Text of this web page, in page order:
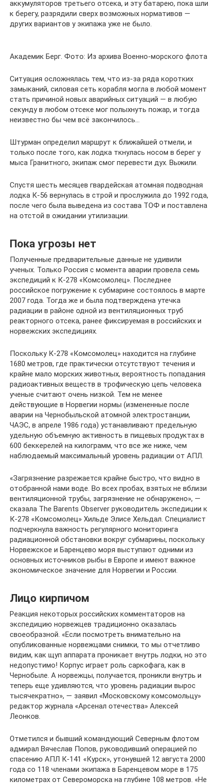
аккумуляторов третьего отсека, и эту батарею, пока шли
к берегу, разрядили сверх возможных нормативов —
других вариантов у экипажа уже не было.
Академик Берг. Фото: Из архива Военно-морского флота
Ситуация осложнялась тем, что из-за ряда коротких
замыканий, силовая сеть корабля могла в любой момент
стать причиной новых аварийных ситуаций — в любую
секунду в любом отсеке мог полыхнуть пожар, и тогда
неизвестно бы чем всё закончилось…
Штурман определил маршрут к ближайшей отмели, и
только после того, как лодка ткнулась носом в берег у
мыса Гранитного, экипаж смог перевести дух. Выжили.
Спустя шесть месяцев гвардейская атомная подводная
лодка К-56 вернулась в строй и прослужила до 1992 года,
после чего была выведена из состава ТОФ и поставлена
на отстой в ожидании утилизации.
Пока угрозы нет
Полученные предварительные данные не удивили
ученых. Только Россия с момента аварии провела семь
экспедиций к К-278 «Комсомолец». Последнее
российское погружение к субмарине состоялось в марте
2007 года. Тогда же и была подтверждена утечка
радиации в районе одной из вентиляционных труб
реакторного отсека, ранее фиксируемая в российских и
норвежских экспедициях.
Поскольку К-278 «Комсомолец» находится на глубине
1680 метров, где практически отсутствуют течения и
крайне мало морских животных, вероятность попадания
радиоактивных веществ в трофическую цепь человека
ученые считают очень низкой. Тем не менее
действующие в Норвегии нормы (измененные после
аварии на Чернобыльской атомной электростанции,
ЧАЭС, в апреле 1986 года) устанавливают предельную
удельную объемную активность в пищевых продуктах в
600 беккерелей на килограмм, что все же ниже, чем
наблюдаемый максимальный уровень радиации от АПЛ.
«Загрязнение разрежается крайне быстро, что видно в
отобранной нами воде. Во всех пробах, взятых не вблизи
вентиляционной трубы, загрязнение не обнаружено», —
сказала The Barents Observer руководитель экспедиции к
К-278 «Комсомолец» Хильде Элисе Хельдал. Специалист
подчеркнула важность регулярного мониторинга
радиационной обстановки вокруг субмарины, поскольку
Норвежское и Баренцево моря выступают одними из
основных источников рыбы в Европе и имеют важное
экономическое значение для Норвегии и России.
Лицо кирпичом
Реакция некоторых российских комментаторов на
экспедицию норвежцев традиционно оказалась
своеобразной. «Если посмотреть внимательно на
опубликованные норвежцами снимки, то мы отчетливо
видим, как щуп аппарата проникает внутрь лодки, но это
недопустимо! Корпус играет роль саркофага, как в
Чернобыле. А норвежцы, получается, проникли внутрь и
теперь еще удивляются, что уровень радиации вырос
тысячекратно», — заявил «Московскому комсомольцу»
редактор журнала «Арсенал отечества» Алексей
Леонков.
Отметился и бывший командующий Северным флотом
адмирал Вячеслав Попов, руководивший операцией по
спасению АПЛ К-141 «Курск», утонувшей 12 августа 2000
года со 118 членами экипажа в Баренцевом море в 175
километрах от Североморска на глубине 108 метров. «Не